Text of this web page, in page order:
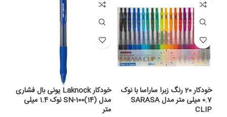
خودکار 20 رنگ زبرا ساراسا با نوک
0.7 میلی متر مدل SARASA
CLIP
خودکار Laknock یونی بال فشاری
مدل (14)SN-100 نوک 1.4 میلی
متر